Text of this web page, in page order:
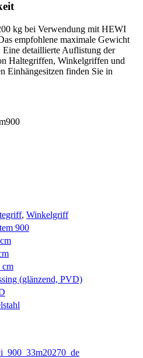
kg bei Verwendung mit HEWI
empfohlene maximale Gewicht
Eine detaillierte Auflistung der
Haltegriffen, Winkelgriffen und
Einhängesitzen finden Sie in
, Winkelgriff
900
cm
(glänzend, PVD)